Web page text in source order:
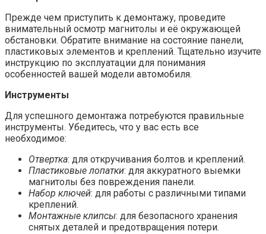
Прежде чем приступить к демонтажу, проведите
внимательный осмотр магнитолы и её окружающей
обстановки. Обратите внимание на состояние панели,
пластиковых элементов и креплений. Тщательно изучите
инструкцию по эксплуатации для понимания
особенностей вашей модели автомобиля.
Инструменты
Для успешного демонтажа потребуются правильные
инструменты. Убедитесь, что у вас есть все
необходимое:
Отвертка: для откручивания болтов и креплений.
Пластиковые лопатки: для аккуратного выемки
магнитолы без повреждения панели.
Набор ключей: для работы с различными типами
креплений.
Монтажные клипсы: для безопасного хранения
снятых деталей и предотвращения потери.